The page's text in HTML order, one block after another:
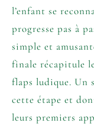
l’enfant se
progresse pas à
simple et
finale récapitule
flaps ludique. Un
cette étape et
leurs premiers